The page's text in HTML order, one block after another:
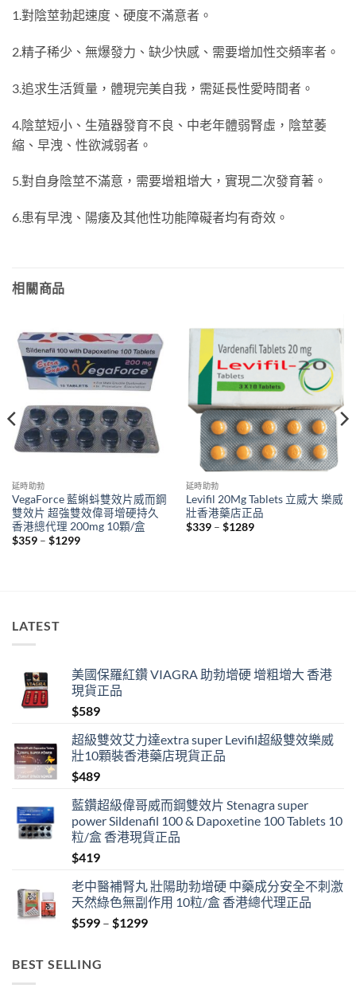
1.對陰莖勃起速度、硬度不滿意者。
2.精子稀少、無爆發力、缺少快感、需要增加性交頻率者。
3.追求生活質量，體現完美自我，需延長性愛時間者。
4.陰莖短小、生殖器發育不良、中老年體弱腎虛，陰莖萎
縮、早洩、性欲減弱者。
5.對自身陰莖不滿意，需要增粗增大，實現二次發育著。
6.患有早洩、陽痿及其他性功能障礙者均有奇效。
相關商品
延時助勃
VegaForce 藍蝌蚪雙效片威而鋼
雙效片 超強雙效偉哥增硬持久
香港總代理 200mg 10顆/盒
$359 – $1299Price
延時助勃
Levifil 20Mg Tablets 立威大 樂威
壯香港藥店正品
$339 – $1289Price
LATEST
美國保羅紅鑽 VIAGRA 助勃增硬 增粗增大 香港
現貨正品
$589
超級雙效艾力達extra super Levifil超級雙效樂威
壯10顆裝香港藥店現貨正品
$489
藍鑽超級偉哥威而鋼雙效片 Stenagra super
power Sildenafil 100 & Dapoxetine 100 Tablets 10
粒/盒 香港現貨正品
$419
老中醫補腎丸 壯陽助勃增硬 中藥成分安全不刺激
天然綠色無副作用 10粒/盒 香港總代理正品
$599 – $1299Price
BEST SELLING